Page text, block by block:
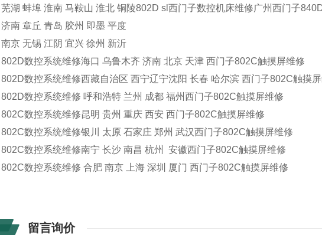
芜湖 蚌埠 淮南 马鞍山 淮北 铜陵802D sl西门子数控机床维修广州西门子
济南 章丘 青岛 胶州 即墨 平度
南京 无锡 江阴 宜兴 徐州 新沂
802D数控系统维修海口 乌鲁木齐 济南 北京 天津 西门子802C触摸屏维修
802D数控系统维修西藏自治区 西宁辽宁沈阳 长春 哈尔滨 西门子802C触摸
802D数控系统维修 呼和浩特 兰州 成都 福州西门子802C触摸屏维修
802C数控系统维修昆明 贵州 重庆 西安 西门子802C触摸屏维修
802C数控系统维修银川 太原 石家庄 郑州 武汉西门子802C触摸屏维修
802C数控系统维修南宁 长沙 南昌 杭州 安徽西门子802C触摸屏维修
802C数控系统维修 合肥 南京 上海 深圳 厦门 西门子802C触摸屏维修
留言询价